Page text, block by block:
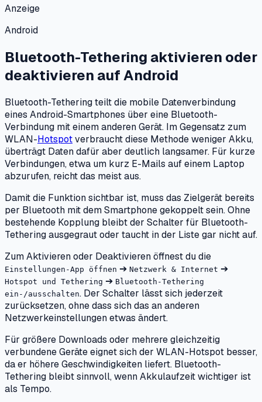
Anzeige
Android
Bluetooth-Tethering aktivieren oder
deaktivieren aufAndroid
Bluetooth-Tethering teilt die mobile Datenverbindung
eines Android-Smartphones über eine Bluetooth-
Verbindung mit einem anderen Gerät. Im Gegensatz zum
WLAN-Hotspotverbraucht diese Methode weniger Akku,
überträgt Daten dafür aber deutlich langsamer. Für kurze
Verbindungen, etwa um kurz E-Mails auf einem Laptop
abzurufen, reicht das meist aus.
Damit die Funktion sichtbar ist, muss das Zielgerät bereits
per Bluetooth mit dem Smartphone gekoppelt sein. Ohne
bestehende Kopplung bleibt der Schalter für Bluetooth-
Tethering ausgegraut oder taucht in der Liste gar nicht auf.
Zum Aktivieren oder Deaktivieren öffnest du die
Einstellungen-App öffnen ➔ Netzwerk & Internet ➔
Hotspot und Tethering ➔ Bluetooth-Tethering
ein-/ausschalten. Der Schalter lässt sich jederzeit
zurücksetzen, ohne dass sich das an anderen
Netzwerkeinstellungen etwas ändert.
Für größere Downloads oder mehrere gleichzeitig
verbundene Geräte eignet sich der WLAN-Hotspot besser,
da er höhere Geschwindigkeiten liefert. Bluetooth-
Tethering bleibt sinnvoll, wenn Akkulaufzeit wichtiger ist
als Tempo.